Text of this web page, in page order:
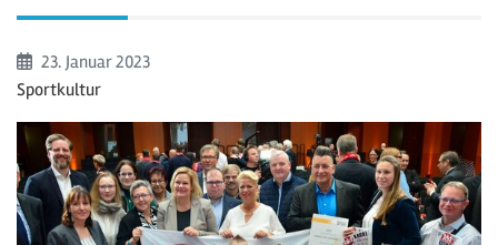
Beginn:
23. Januar2023
Sportkultur